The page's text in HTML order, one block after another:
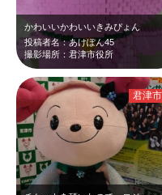
かわいいかわいいきみぴょん
投稿者名：あけぽん45
撮影場所：君津市役所
君津市